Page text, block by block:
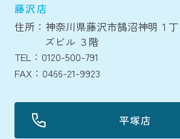
藤沢店
住所：神奈川県藤沢市鵠沼神明１丁
ズビル ３階
TEL：0120-500-791
FAX：0466-21-9923
平塚店